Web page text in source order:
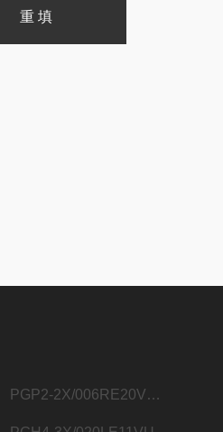
PGP2-2X/006RE20VE4德国力士乐Rexroth内齿轮泵R900932129